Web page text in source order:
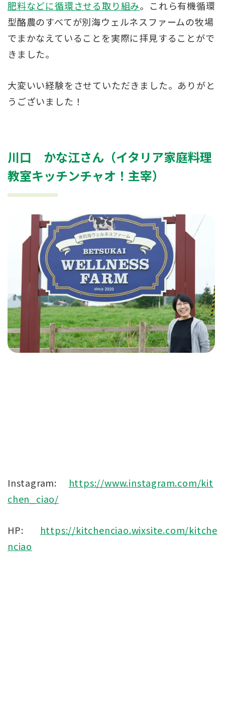
肥料などに循環させる取り組み。これら有機循環
型酪農のすべてが別海ウェルネスファームの牧場
でまかなえていることを実際に拝見することがで
きました。
大変いい経験をさせていただきました。ありがと
うございました！
川口 かな江さん（イタリア家庭料理
教室キッチンチャオ！主宰）
Instagram: https://www.instagram.com/kit
chen_ciao/
HP: https://kitchenciao.wixsite.com/kitche
nciao